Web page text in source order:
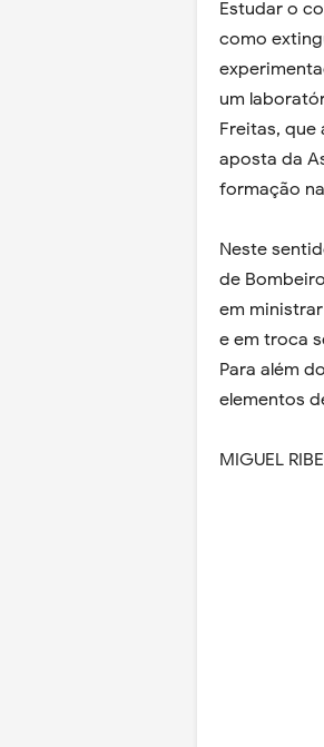
Estudar o
como
um
Freitas, que
aposta da
formação
Neste
de
em
e em troca
Para além
elementos
MIGUEL